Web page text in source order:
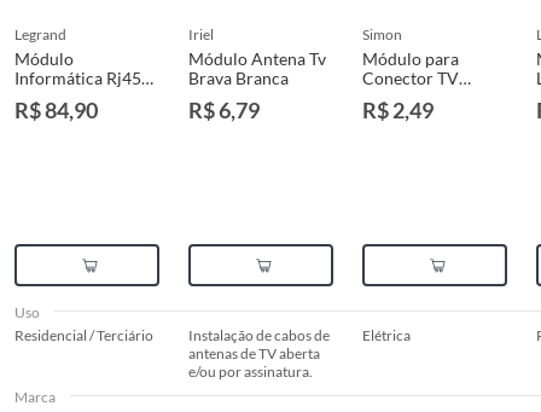
legrand
Módulo
Informática Rj45
Cat5E Pialplus+
Branca
R$ 84,90
iriel
Módulo Antena Tv
Brava Branca
R$ 6,79
simon
Módulo para
Conector TV
Coaxial S19,
Branco, 2x4x2
R$ 2,49
Uso
Residencial / Terciário
Instalação de cabos de
antenas de TV aberta
e/ou por assinatura.
Elétrica
Marca